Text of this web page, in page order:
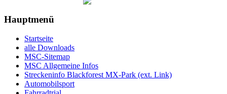
Hauptmenü
Startseite
alle Downloads
MSC-Sitemap
MSC Allgemeine Infos
Streckeninfo Blackforest MX-Park (ext. Link)
Automobilsport